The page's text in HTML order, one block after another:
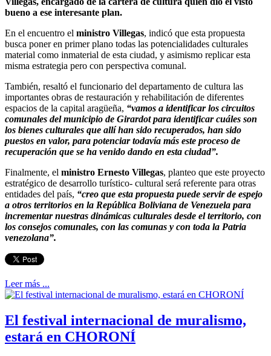
bueno a ese interesante plan.
En el encuentro el ministro Villegas, indicó que esta propuesta
busca poner en primer plano todas las potencialidades culturales
material como inmaterial de esta ciudad, y asimismo replicar esta
misma estrategia pero con perspectiva comunal.
También, resaltó el funcionario del departamento de cultura las
importantes obras de restauración y rehabilitación de diferentes
espacios de la capital aragüeña, “vamos a identificar los circuitos
comunales del municipio de Girardot para identificar cuáles son
los bienes culturales que allí han sido recuperados, han sido
puestos en valor, para potenciar todavía más este proceso de
recuperación que se ha venido dando en esta ciudad”.
Finalmente, el ministro Ernesto Villegas, planteo que este proyecto
estratégico de desarrollo turístico- cultural será referente para otras
entidades del país, “creo que esta propuesta puede servir de espejo
a otros territorios en la República Boliviana de Venezuela para
incrementar nuestras dinámicas culturales desde el territorio, con
los consejos comunales, con las comunas y con toda la Patria
venezolana”.
Leer más ...
El festival internacional de muralismo,
estará en CHORONÍ